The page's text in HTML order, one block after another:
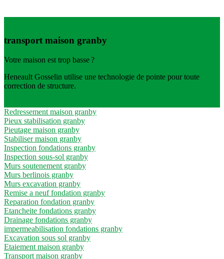
transport maison granby
Votre maison est trop basse ?
Heneault Gosselin utilise une technologie de pointe pour toute
correction de structure.
Redressement maison granby
Pieux stabilisation granby
Pieutage maison granby
Stabiliser maison granby
Inspection fondations granby
Inspection sous-sol granby
Murs soutenement granby
Murs berlinois granby
Murs excavation granby
Remise a neuf fondation granby
Reparation fondation granby
Etancheite fondations granby
Drainage fondations granby
impermeabilisation fondations granby
Excavation sous sol granby
Etaiement maison granby
Transport maison granby